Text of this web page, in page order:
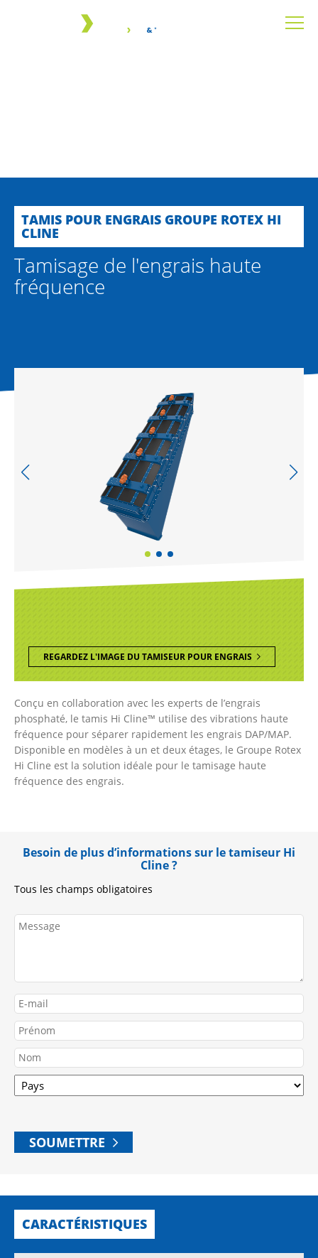
TAMIS POUR ENGRAIS GROUPE ROTEX HI
CLINE
Tamisage de l'engrais haute
fréquence
REGARDEZ L'IMAGE DU TAMISEUR POUR ENGRAIS
Conçu en collaboration avec les experts de l’engrais
phosphaté, le tamis Hi Cline™ utilise des vibrations haute
fréquence pour séparer rapidement les engrais DAP/MAP.
Disponible en modèles à un et deux étages, le Groupe Rotex
Hi Cline est la solution idéale pour le tamisage haute
fréquence des engrais.
Besoin de plus d’informations sur le tamiseur Hi
Cline ?
Tous les champs obligatoires
message
E-
mail
Nom
Prénom
Nom
Country
SOUMETTRE
CARACTÉRISTIQUES